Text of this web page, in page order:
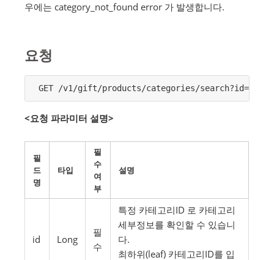
우에는 category_not_found error 가 발생합니다.
요청
GET /v1/gift/products/categories/search?id={id}
<요청 파라미터 설명>
필
드
명
타입
필
수
여
부
설명
id Long
필
수
특정 카테고리ID 로 카테고리
세부정보를 확인할 수 있습니
다.
최하위(leaf) 카테고리ID를 입